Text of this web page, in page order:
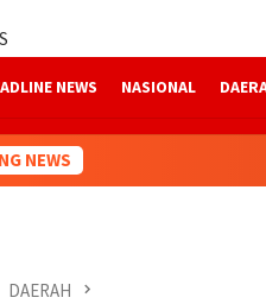
NEWS NASIONAL
NEWS
DAERAH